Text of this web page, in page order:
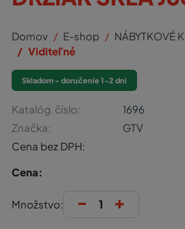
Domov E-shop NÁBYTKOVÉ
Viditeľné
Skladom - doručenie 1-2 dni
Katalóg. číslo:
1696
Značka:
GTV
Cena bez DPH:
Cena:
Množstvo: - +